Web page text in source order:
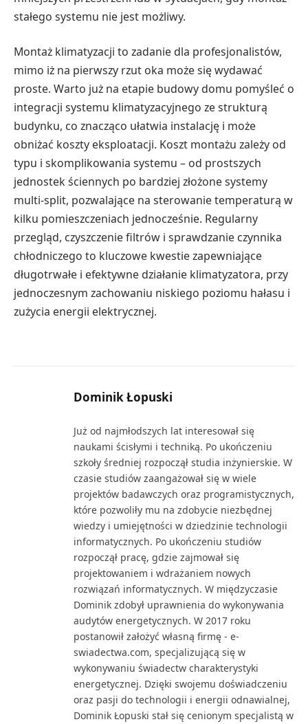
stałego systemu nie jest możliwy.
Montaż klimatyzacji to zadanie dla profesjonalistów,
mimo iż na pierwszy rzut oka może się wydawać
proste. Warto już na etapie budowy domu pomyśleć o
integracji systemu klimatyzacyjnego ze strukturą
budynku, co znacząco ułatwia instalację i może
obniżać koszty eksploatacji. Koszt montażu zależy od
typu i skomplikowania systemu – od prostszych
jednostek ściennych po bardziej złożone systemy
multi-split, pozwalające na sterowanie temperaturą w
kilku pomieszczeniach jednocześnie. Regularny
przegląd, czyszczenie filtrów i sprawdzanie czynnika
chłodniczego to kluczowe kwestie zapewniające
długotrwałe i efektywne działanie klimatyzatora, przy
jednoczesnym zachowaniu niskiego poziomu hałasu i
zużycia energii elektrycznej.
Dominik Łopuski
Już od najmłodszych lat interesował się
naukami ścisłymi i techniką. Po ukończeniu
szkoły średniej rozpoczął studia inżynierskie. W
czasie studiów zaangażował się w wiele
projektów badawczych oraz programistycznych,
które pozwoliły mu na zdobycie niezbędnej
wiedzy i umiejętności w dziedzinie technologii
informatycznych. Po ukończeniu studiów
rozpoczął pracę, gdzie zajmował się
projektowaniem i wdrażaniem nowych
rozwiązań informatycznych. W międzyczasie
Dominik zdobył uprawnienia do wykonywania
audytów energetycznych. W 2017 roku
postanowił założyć własną firmę - e-
swiadectwa.com, specjalizującą się w
wykonywaniu świadectw charakterystyki
energetycznej. Dzięki swojemu doświadczeniu
oraz pasji do technologii i energii odnawialnej,
Dominik Łopuski stał się cenionym specjalistą w